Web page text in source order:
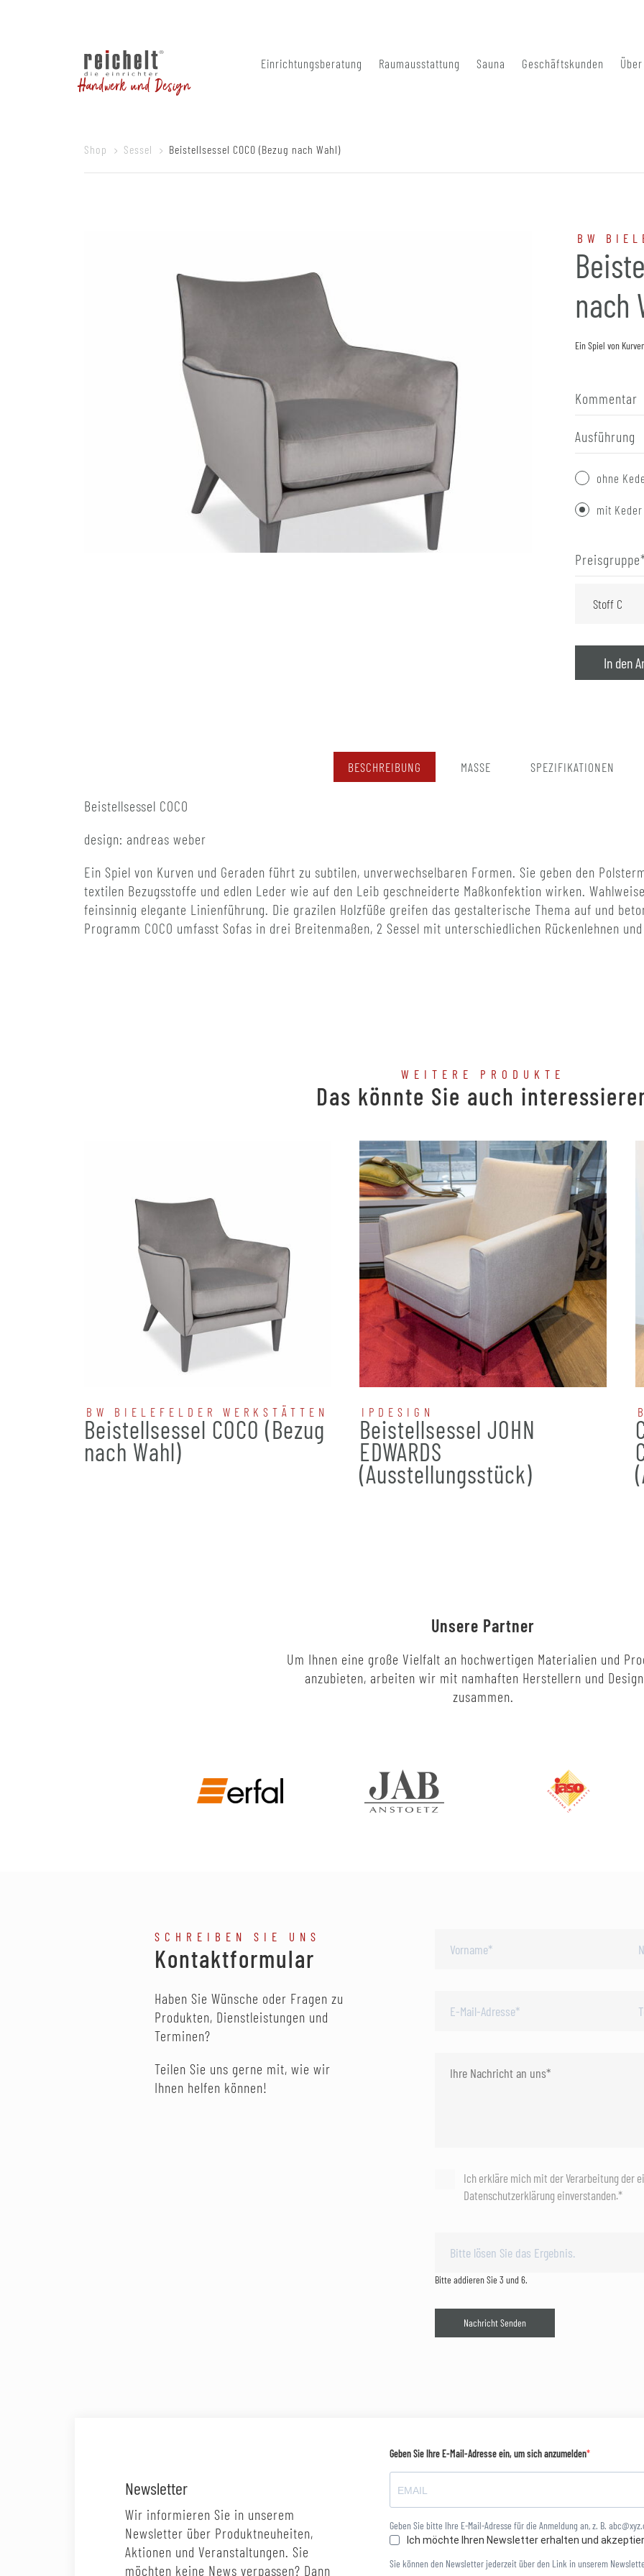
Handwerk und Design
Einrichtungsberatung Raumausstattung Sauna Geschäftskunden
Shop Sessel Beistellsessel COCO (Bezug nach Wahl)
BW
nach
Ein Spiel von
Kommentar
Ausführung
ohne
mit Keder
Preisgruppe
In den
BESCHREIBUNG MASSE SPEZIFIKATIONEN
Beistellsessel COCO
design: andreas weber
Ein Spiel von Kurven und Geraden führt zu subtilen, unverwechselbaren Formen. Sie geben den
textilen Bezugsstoffe und edlen Leder wie auf den Leib geschneiderte Maßkonfektion wirken.
feinsinnig elegante Linienführung. Die grazilen Holzfüße greifen das gestalterische Thema auf und
Programm COCO umfasst Sofas in drei Breitenmaßen, 2 Sessel mit unterschiedlichen Rückenlehnen
WEITERE PRODUKTE
Das könnte Sie auch
BW BIELEFELDER WERKSTÄTTEN
Beistellsessel COCO (Bezug
nach Wahl)
IPDESIGN
Beistellsessel JOHN
EDWARDS
(Ausstellungsstück)
Unsere Partner
Um Ihnen eine große Vielfalt an hochwertigen Materialien und
anzubieten, arbeiten wir mit namhaften Herstellern und
zusammen.
SCHREIBEN SIE UNS
Kontaktformular
Haben Sie Wünsche oder Fragen zu
Produkten, Dienstleistungen und
Terminen?
Teilen Sie uns gerne mit, wie wir
Ihnen helfen können!
Ich erkläre mich mit der Verarbeitung der
Datenschutzerklärung einverstanden.*
Bitte addieren Sie 3 und 6.
Nachricht Senden
Newsletter
Wir informieren Sie in unserem
Newsletter über Produktneuheiten,
Aktionen und Veranstaltungen. Sie
möchten keine News verpassen? Dann
Geben Sie Ihre E-Mail-Adresse ein, um sich anzumelden
Geben Sie bitte Ihre E-Mail-Adresse für die Anmeldung an, z. B.
Ich möchte Ihren Newsletter erhalten und
Sie können den Newsletter jederzeit über den Link in unserem